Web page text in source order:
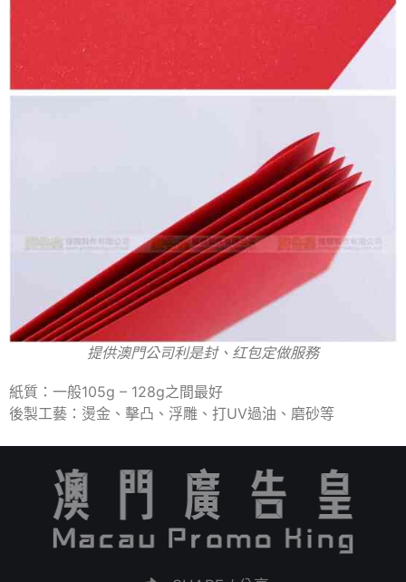
提供澳門公司利是封、红包定做服務
紙質：一般105g – 128g之間最好
後製工藝：燙金、擊凸、浮雕、打UV過油、磨砂等